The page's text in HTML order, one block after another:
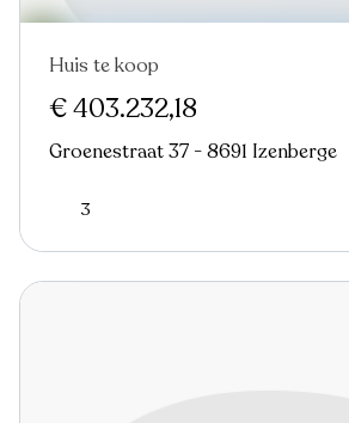
Huis te koop
€ 403.232,18
Groenestraat 37 - 8691 Izenberge
3